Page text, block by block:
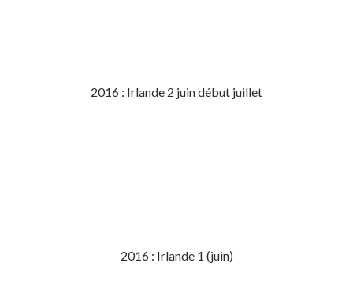
2016 : Irlande 2 juin début juillet
2016 : Irlande 1 (juin)